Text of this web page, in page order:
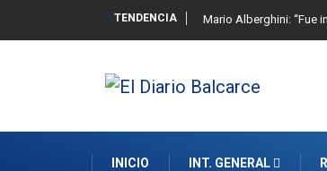
TENDENCIA Mario Alberghini: “Fue
INICIO INT. GENERAL